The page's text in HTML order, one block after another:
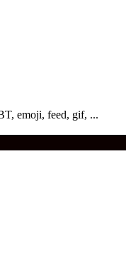
emoji, feed, gif, ...